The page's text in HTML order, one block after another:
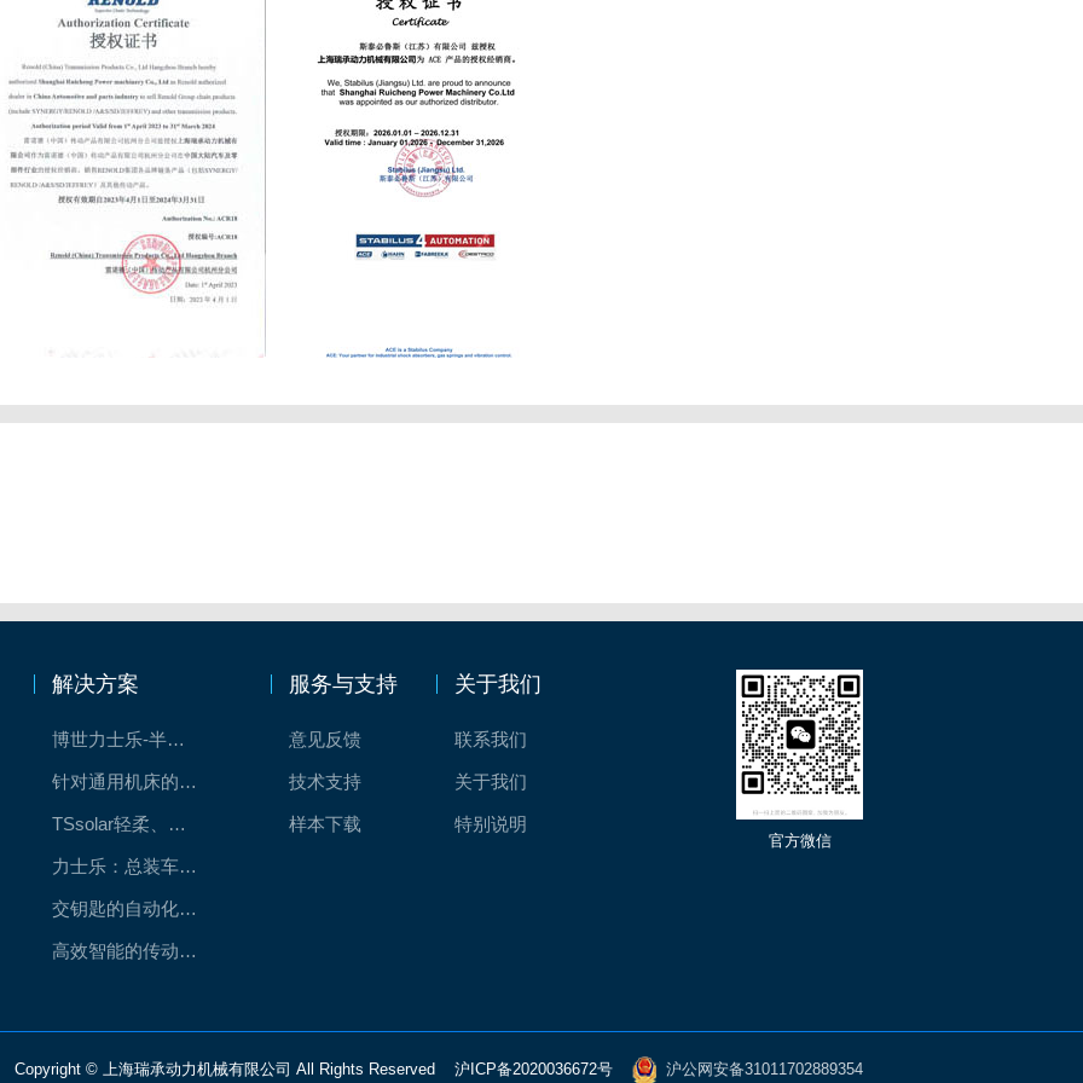
解决方案
博世力士乐-半导体工业的自动控制解决方案
针对通用机床的CNC系统解决方案
TSsolar轻柔、洁净、高效而理想的太阳能模块生产系统
力士乐：总装车间自动化合作伙伴
交钥匙的自动化解决方案
高效智能的传动与控制系统-金属切割机床
服务与支持
意见反馈
技术支持
样本下载
关于我们
联系我们
关于我们
特别说明
官方微信
Copyright © 上海瑞承动力机械有限公司 All Rights Reserved 沪ICP备2020036672号 沪公网安备31011702889354